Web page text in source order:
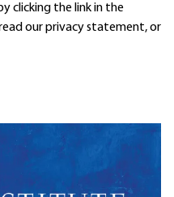
clicking the link in the
ourprivacy statement, or